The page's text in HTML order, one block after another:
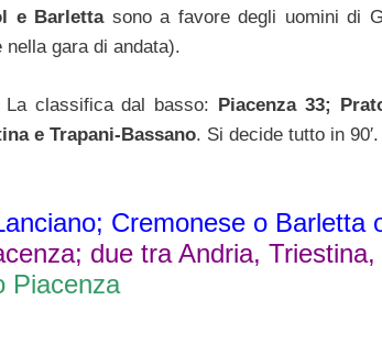
e Barlettasono a favore degli uomini di
gara di andata).
classifica dal basso: Piacenza 33;
e Trapani-Bassano. Si decide tutto in 90′.
Cremonese o Barletta
due tra Andria,
Piacenza